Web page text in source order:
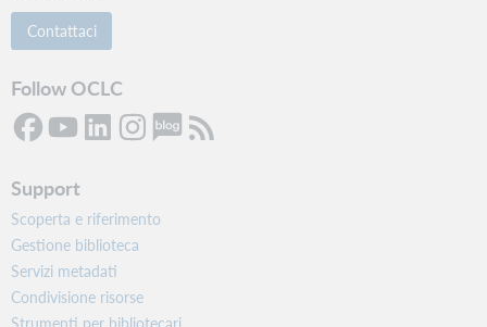
Contattaci
Follow OCLC
Support
Scoperta e riferimento
Gestione biblioteca
Servizi metadati
Condivisione risorse